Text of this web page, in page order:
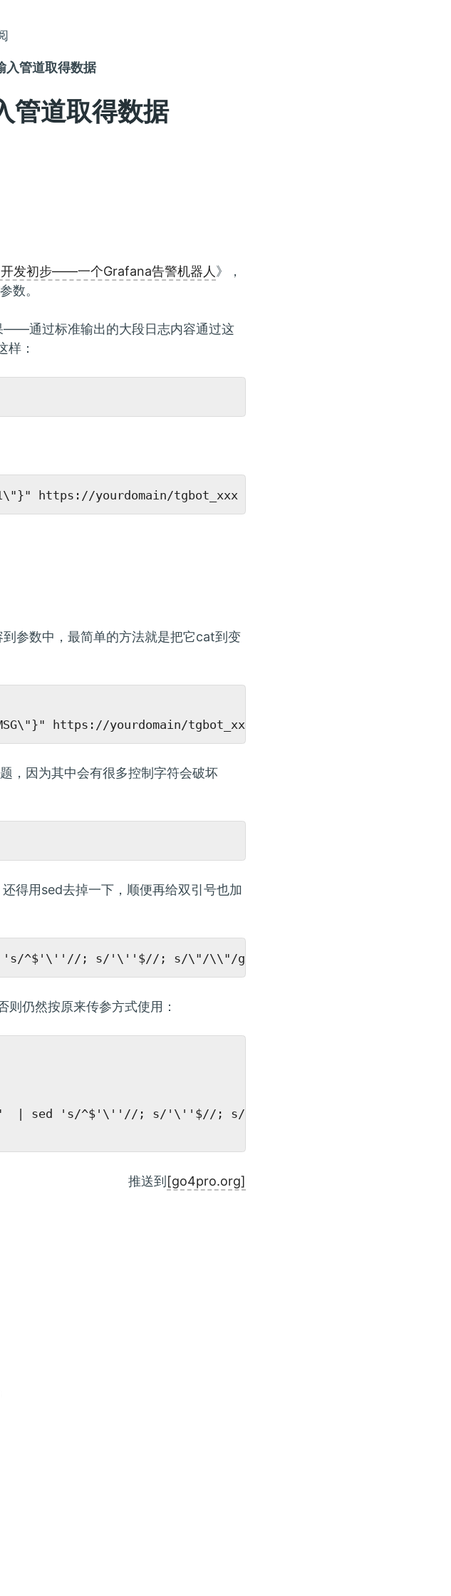
入管道取得数据
管道取得数据
发初步——一个Grafana告警机器人》，
数。
——通过标准输出的大段日志内容通过这
：
参数中，最简单的方法就是把它cat到变
，因为其中会有很多控制字符会破坏
得用sed去掉一下，顺便再给双引号也加
仍然按原来传参方式使用：
| sed 's/^$'\''//; s/'\''$//; s/\"/\\"/g')
推送到 [go4pro.org]